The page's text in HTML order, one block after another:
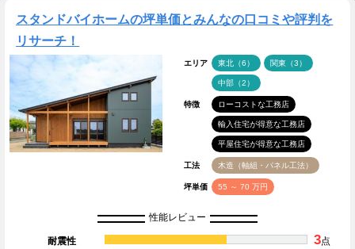
スタンドバイホームの坪単価とみんなの口コミや評判を
リサーチ！
エリア 東北（6） 関東（3）
中部（2）
特徴 ローコストな工務店
輸入住宅が得意な工務店
平屋住宅が得意な工務店
工法 木造（軸組・パネル工法）
坪単価 55 ～ 70 万円
性能レビュー
耐震性 3点